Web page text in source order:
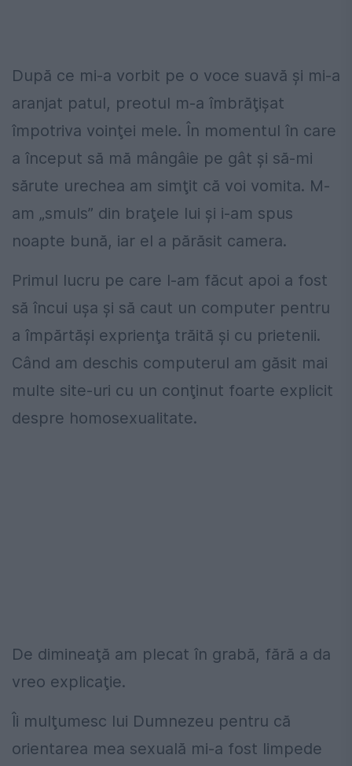
După ce mi-a vorbit pe o voce suavă şi mi-a
aranjat patul, preotul m-a îmbrăţişat
împotriva voinţei mele. În momentul în care
a început să mă mângâie pe gât şi să-mi
sărute urechea am simţit că voi vomita. M-
am „smuls” din braţele lui şi i-am spus
noapte bună, iar el a părăsit camera.
Primul lucru pe care l-am făcut apoi a fost
să încui uşa şi să caut un computer pentru
a împărtăşi exprienţa trăită şi cu prietenii.
Când am deschis computerul am găsit mai
multe site-uri cu un conţinut foarte explicit
despre homosexualitate.
De dimineaţă am plecat în grabă, fără a da
vreo explicaţie.
Îi mulţumesc lui Dumnezeu pentru că
orientarea mea sexuală mi-a fost limpede